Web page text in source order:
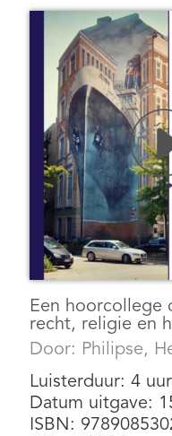
Een hoorcollege
recht, religie en
Door: Philipse,
Luisterduur: 4
Datum uitgave:
ISBN: